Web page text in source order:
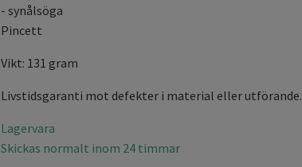
- synålsöga
Pincett
Vikt: 131 gram
Livstidsgaranti mot defekter i material eller utförande.
Lagervara
Skickas normalt inom 24 timmar